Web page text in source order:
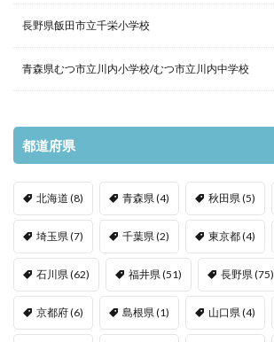
長野県飯田市立千栄小学校
青森県むつ市立川内小学校/むつ市立川内中学校
都道府県
北海道 (8) 青森県 (4) 秋田県 (5)
埼玉県 (7) 千葉県 (2) 東京都(4)
石川県 (62) 福井県 (51) 長野県 (75)
京都府(6) 島根県 (1) 山口県 (4)